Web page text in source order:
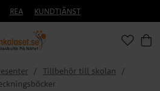
REA KUNDTJÄNST
Tillbehör till skolan